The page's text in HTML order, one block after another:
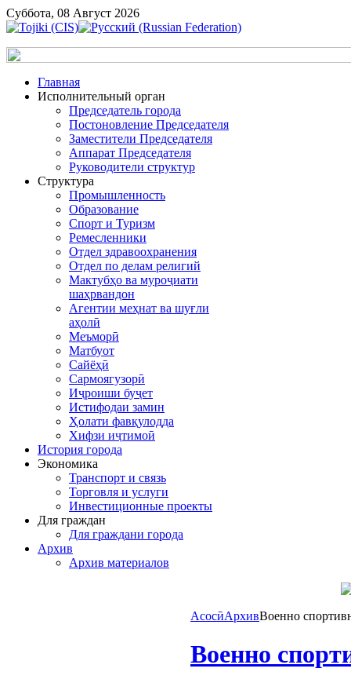
Суббота, 08 Август 2026
Главная
Исполнительный орган
Председатель города
Постоновление Председателя
Заместители Председателя
Аппарат Председателя
Руководители структур
Структура
Промышленность
Образование
Спорт и Туризм
Ремесленники
Отдел здравоохранения
Отдел по делам религий
Мактубҳо ва муроҷиати
шаҳрвандон
Агентии меҳнат ва шуғли
аҳолӣ
Меъморӣ
Матбуот
Сайёҳӣ
Сармоягузорӣ
Иҷроиши буҷет
Истифодаи замин
Ҳолати фавқулодда
Хифзи иҷтимоӣ
История города
Экономика
Транспорт и связь
Торговля и услуги
Инвестиционные проекты
Для граждан
Для граждани города
Архив
Архив материалов
АсосӣАрхивВоенно
Военно